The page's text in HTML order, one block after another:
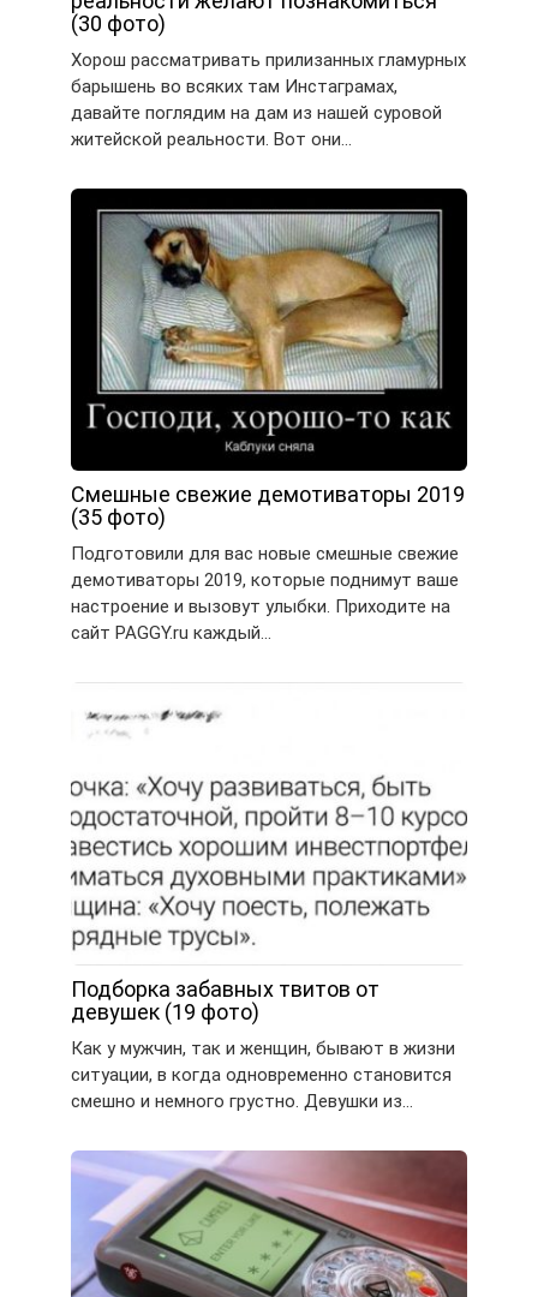
(30 фото)
Хорош рассматривать прилизанных гламурных
барышень во всяких там Инстаграмах,
давайте поглядим на дам из нашей суровой
житейской реальности. Вот они…
Смешные свежие демотиваторы 2019
(35 фото)
Подготовили для вас новые смешные свежие
демотиваторы 2019, которые поднимут ваше
настроение и вызовут улыбки. Приходите на
сайт PAGGY.ru каждый…
Подборка забавных твитов от
девушек (19 фото)
Как у мужчин, так и женщин, бывают в жизни
ситуации, в когда одновременно становится
смешно и немного грустно. Девушки из…